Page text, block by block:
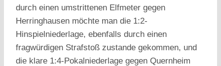
durch einen umstrittenen Elfmeter gegen
Herringhausen möchte man die 1:2-
Hinspielniederlage, ebenfalls durch einen
fragwürdigen Strafstoß zustande gekommen, und
die klare 1:4-Pokalniederlage gegen Quernheim